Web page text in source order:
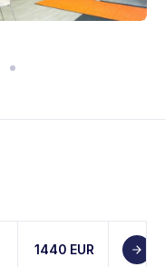
1440 EUR